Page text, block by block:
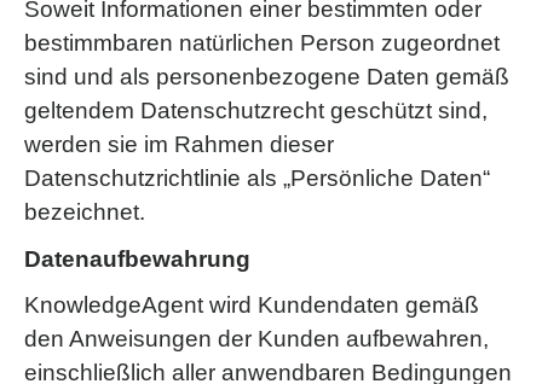
Soweit Informationen einer bestimmten oder
bestimmbaren natürlichen Person zugeordnet
sind und als personenbezogene Daten gemäß
geltendem Datenschutzrecht geschützt sind,
werden sie im Rahmen dieser
Datenschutzrichtlinie als „Persönliche Daten“
bezeichnet.
Datenaufbewahrung
KnowledgeAgent wird Kundendaten gemäß
den Anweisungen der Kunden aufbewahren,
einschließlich aller anwendbaren Bedingungen